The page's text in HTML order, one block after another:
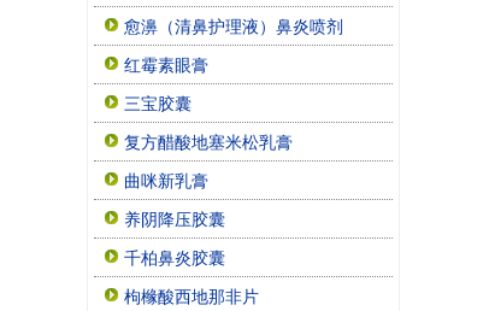
愈濞（清鼻护理液）鼻炎喷剂
红霉素眼膏
三宝胶囊
复方醋酸地塞米松乳膏
曲咪新乳膏
养阴降压胶囊
千柏鼻炎胶囊
枸橼酸西地那非片